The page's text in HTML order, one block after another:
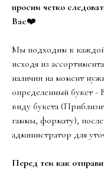
просим четко
Вас❤️
Мы подходим к каждой
исходя из
наличии на момент
определенный букет -
виду букета
гаммы, формату), после
администратор для
Перед тем как